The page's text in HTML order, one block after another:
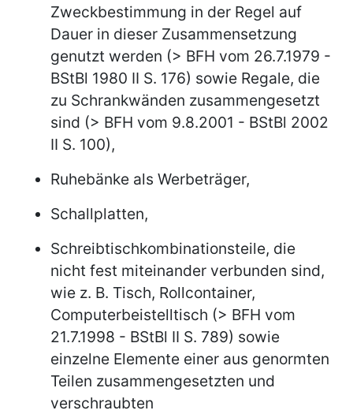
Zweckbestimmung in der Regel auf
Dauer in dieser Zusammensetzung
genutzt werden (> BFH vom 26.7.1979 -
BStBl 1980 II S. 176) sowie Regale, die
zu Schrankwänden zusammengesetzt
sind (> BFH vom 9.8.2001 - BStBl 2002
II S. 100),
Ruhebänke als Werbeträger,
Schallplatten,
Schreibtischkombinationsteile, die
nicht fest miteinander verbunden sind,
wie z. B. Tisch, Rollcontainer,
Computerbeistelltisch (> BFH vom
21.7.1998 - BStBl II S. 789) sowie
einzelne Elemente einer aus genormten
Teilen zusammengesetzten und
verschraubten